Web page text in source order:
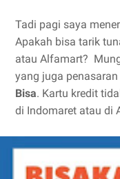
Tadi pagi saya
Apakah bisa tarik
atau Alfamart?
yang juga
Bisa. Kartu kredit
di Indomaret atau di